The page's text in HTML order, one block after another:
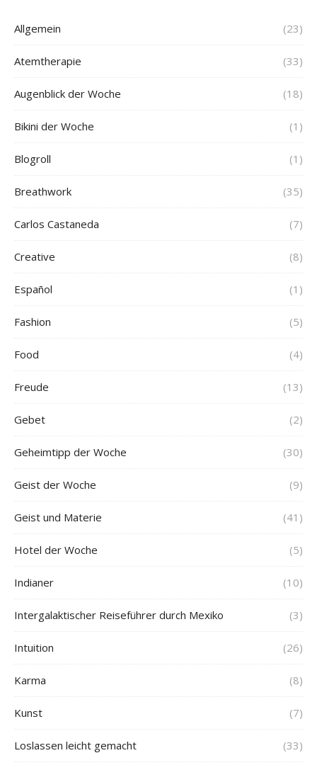
Allgemein (23)
Atemtherapie (33)
Augenblick der Woche (18)
Bikini der Woche (1)
Blogroll (1)
Breathwork (35)
Carlos Castaneda (7)
Creative (8)
Español (1)
Fashion (5)
Food (4)
Freude (13)
Gebet (2)
Geheimtipp der Woche (30)
Geist der Woche (9)
Geist und Materie (41)
Hotel der Woche (5)
Indianer (10)
Intergalaktischer Reiseführer durch Mexiko (3)
Intuition (26)
Karma (8)
Kunst (7)
Loslassen leicht gemacht (33)